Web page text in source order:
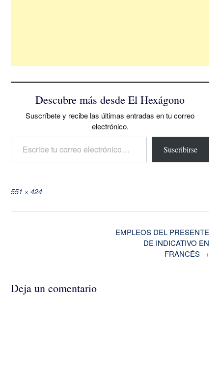
Descubre más desde El Hexágono
Suscríbete y recibe las últimas entradas en tu correo
electrónico.
Escribe tu correo electrónico…
Suscribirse
Tamaño
551 × 424
EMPLEOS DEL PRESENTE
DE INDICATIVO EN
FRANCÉS →
Deja un comentario